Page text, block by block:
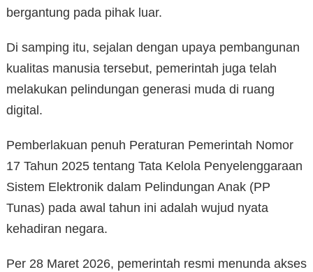
bergantung pada pihak luar.
Di samping itu, sejalan dengan upaya pembangunan
kualitas manusia tersebut, pemerintah juga telah
melakukan pelindungan generasi muda di ruang
digital.
Pemberlakuan penuh Peraturan Pemerintah Nomor
17 Tahun 2025 tentang Tata Kelola Penyelenggaraan
Sistem Elektronik dalam Pelindungan Anak (PP
Tunas) pada awal tahun ini adalah wujud nyata
kehadiran negara.
Per 28 Maret 2026, pemerintah resmi menunda akses